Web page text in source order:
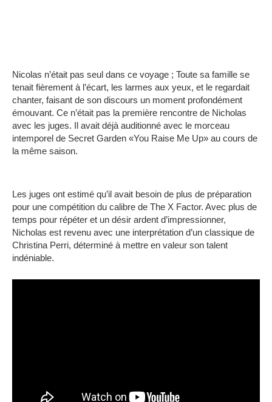
Nicolas n’était pas seul dans ce voyage ; Toute sa famille se
tenait fièrement à l’écart, les larmes aux yeux, et le regardait
chanter, faisant de son discours un moment profondément
émouvant. Ce n’était pas la première rencontre de Nicholas
avec les juges. Il avait déjà auditionné avec le morceau
intemporel de Secret Garden «You Raise Me Up» au cours de
la même saison.
Les juges ont estimé qu’il avait besoin de plus de préparation
pour une compétition du calibre de The X Factor. Avec plus de
temps pour répéter et un désir ardent d’impressionner,
Nicholas est revenu avec une interprétation d’un classique de
Christina Perri, déterminé à mettre en valeur son talent
indéniable.